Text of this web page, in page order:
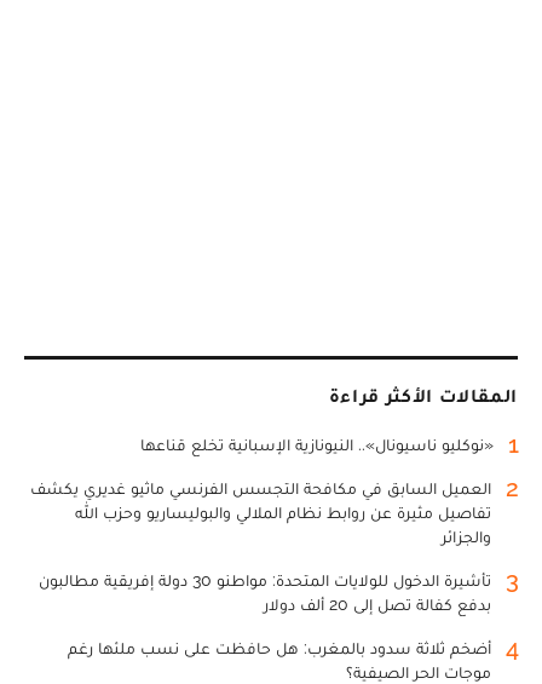
المقالات الأكثر قراءة
1 «نوكليو ناسيونال».. النيونازية الإسبانية تخلع قناعها
2
العميل السابق في مكافحة التجسس الفرنسي ماثيو غديري يكشف
تفاصيل مثيرة عن روابط نظام الملالي والبوليساريو وحزب الله
والجزائر
3
تأشيرة الدخول للولايات المتحدة: مواطنو 30 دولة إفريقية مطالبون
بدفع كفالة تصل إلى 20 ألف دولار
4
أضخم ثلاثة سدود بالمغرب: هل حافظت على نسب ملئها رغم
موجات الحر الصيفية؟